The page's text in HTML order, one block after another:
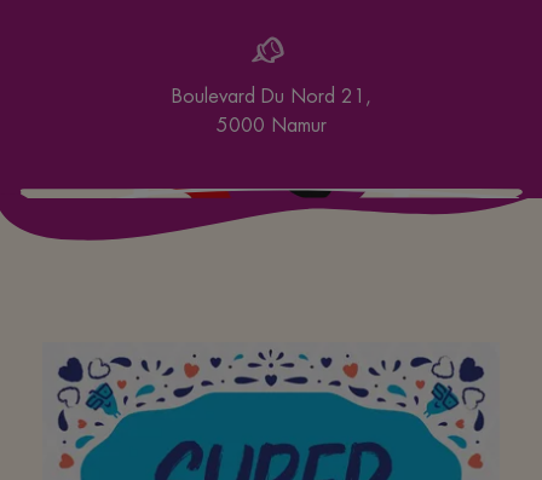
Boulevard Du Nord 21 ,
5000 Namur